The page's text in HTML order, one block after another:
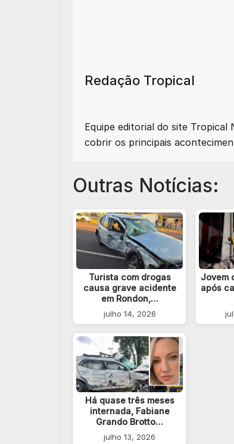
Redação Tropical
Equipe editorial do site
cobrir os principais
Outras Notícias:
Turista com drogas
causa grave acidente
em Rondon,…
julho 14, 2026
Há quase três meses
internada, Fabiane
Grando Brotto…
julho 13, 2026
Jovem
após